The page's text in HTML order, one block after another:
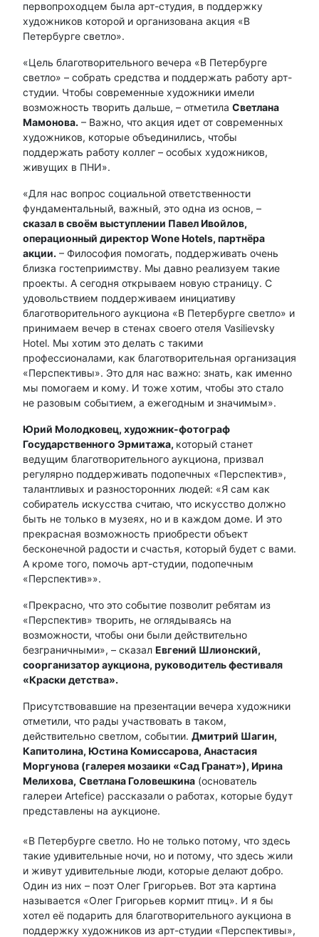
первопроходцем была арт-студия, в поддержку
художников которой и организована акция «В
Петербурге светло».
«Цель благотворительного вечера «В Петербурге
светло» – собрать средства и поддержать работу арт-
студии. Чтобы современные художники имели
возможность творить дальше, – отметила Светлана
Мамонова. – Важно, что акция идет от современных
художников, которые объединились, чтобы
поддержать работу коллег – особых художников,
живущих в ПНИ».
«Для нас вопрос социальной ответственности
фундаментальный, важный, это одна из основ, –
сказал в своём выступлении Павел Ивойлов,
операционный директорWone Hotels, партнёра
акции. – Философия помогать, поддерживать очень
близка гостеприимству. Мы давно реализуем такие
проекты. А сегодня открываем новую страницу. С
удовольствием поддерживаем инициативу
благотворительного аукциона «В Петербурге светло» и
принимаем вечер в стенах своего отеля Vasilievsky
Hotel. Мы хотим это делать с такими
профессионалами, как благотворительная организация
«Перспективы». Это для нас важно: знать, как именно
мы помогаем и кому. И тоже хотим, чтобы это стало
не разовым событием, а ежегодным и значимым».
Юрий Молодковец, художник-фотограф
Государственного Эрмитажа, который станет
ведущим благотворительного аукциона, призвал
регулярно поддерживать подопечных «Перспектив»,
талантливых и разносторонних людей: «Я сам как
собиратель искусства считаю, что искусство должно
быть не только в музеях, но и в каждом доме. И это
прекрасная возможность приобрести объект
бесконечной радости и счастья, который будет с вами.
А кроме того, помочь арт-студии, подопечным
«Перспектив»».
«Прекрасно, что это событие позволит ребятам из
«Перспектив» творить, не оглядываясь на
возможности, чтобы они были действительно
безграничными», – сказал Евгений Шлионский,
соорганизатор аукциона, руководитель фестиваля
«Краски детства».
Присутствовавшие на презентации вечера художники
отметили, что рады участвовать в таком,
действительно светлом, событии. Дмитрий Шагин,
Капитолина, Юстина Комиссарова, Анастасия
Моргунова (галерея мозаики «Сад Гранат»), Ирина
Мелихова, Светлана Головешкина (основатель
галереи Artefice) рассказали о работах, которые будут
представлены на аукционе.
«В Петербурге светло. Но не только потому, что здесь
такие удивительные ночи, но и потому, что здесь жили
и живут удивительные люди, которые делают добро.
Один из них – поэт Олег Григорьев. Вот эта картина
называется «Олег Григорьев кормит птиц». И я бы
хотел её подарить для благотворительного аукциона в
поддержку художников из арт-студии «Перспективы»,